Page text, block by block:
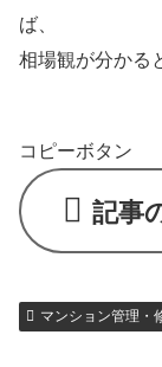
ば、
相場観が分かる
コピーボタン
記事
マンション管理・